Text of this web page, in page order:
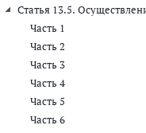
Статья 13.5.
Часть 1
Часть 2
Часть 3
Часть 4
Часть 5
Часть 6